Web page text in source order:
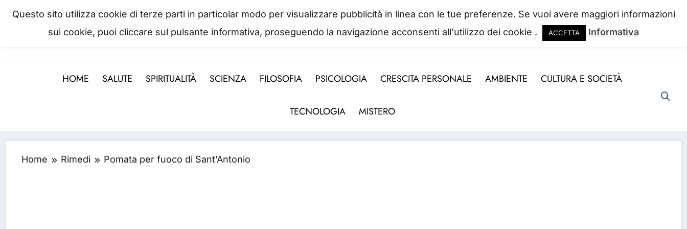
IL PORTALE DEL BENESSERE
La salute è come il denaro, non abbiamo mai una vera idea del suo valore fino a quando la perdiamo. Josh Billings
HOME SALUTE SPIRITUALITÀ SCIENZA FILOSOFIA PSICOLOGIA CRESCITA PERSONALE AMBIENTE CULTURA E SOCIETÀ
TECNOLOGIA MISTERO
Home Rimedi Pomata per fuoco di Sant’Antonio
Questo sito utilizza cookie di terze parti in particolar modo per visualizzare pubblicità in linea con le tue preferenze. Se vuoi avere maggiori informazioni
sui cookie, puoi cliccare sul pulsante informativa, proseguendo la navigazione acconsenti all'utilizzo dei cookie .
ACCETTA Informativa